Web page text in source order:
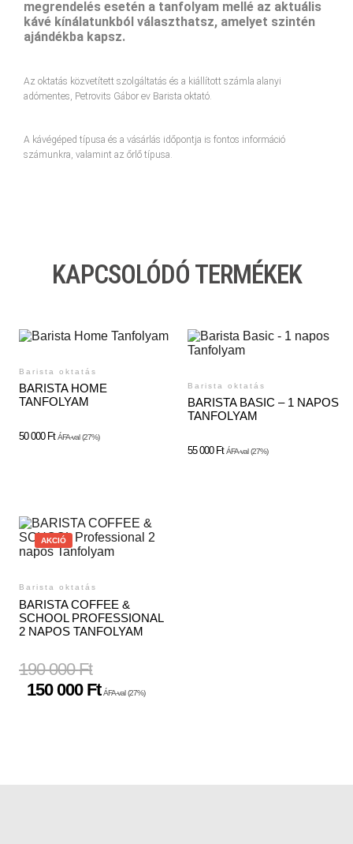
megrendelés esetén a tanfolyam mellé az aktuális
kávé kínálatunkból választhatsz, amelyet szintén
ajándékba kapsz.
Az oktatás közvetített szolgáltatás és a kiállított számla alanyi
adómentes, Petrovits Gábor ev Barista oktató.
A kávégéped típusa és a vásárlás időpontja is fontos információ
számunkra, valamint az őrlő típusa.
KAPCSOLÓDÓ TERMÉKEK
Barista oktatás
BARISTA HOME
TANFOLYAM
50 000 Ft ÁFA-val (27%)
Barista oktatás
BARISTA BASIC – 1 NAPOS
TANFOLYAM
55 000 Ft ÁFA-val (27%)
AKCIÓ
Barista oktatás
BARISTA COFFEE &
SCHOOL PROFESSIONAL
2 NAPOS TANFOLYAM
190 000Ft
150 000 Ft ÁFA-val (27%)